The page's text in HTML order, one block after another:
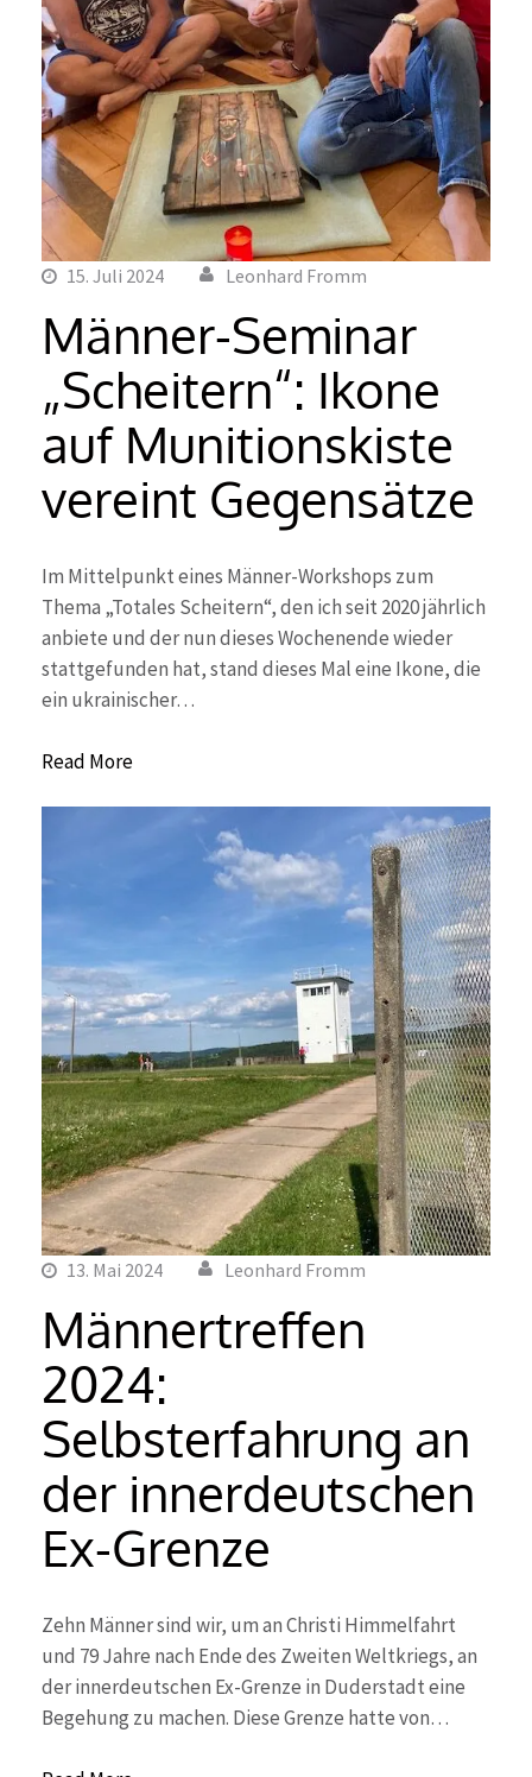
15. Juli 2024 Leonhard Fromm
Männer-Seminar
„Scheitern“: Ikone
auf Munitionskiste
vereint Gegensätze
Im Mittelpunkt eines Männer-Workshops zum
Thema „Totales Scheitern“, den ich seit 2020 jährlich
anbiete und der nun dieses Wochenende wieder
stattgefunden hat, stand dieses Mal eine Ikone, die
ein ukrainischer…
Read More
13. Mai 2024 Leonhard Fromm
Männertreffen
2024:
Selbsterfahrung an
der innerdeutschen
Ex-Grenze
Zehn Männer sind wir, um an Christi Himmelfahrt
und 79 Jahre nach Ende des Zweiten Weltkriegs, an
der innerdeutschen Ex-Grenze in Duderstadt eine
Begehung zu machen. Diese Grenze hatte von…